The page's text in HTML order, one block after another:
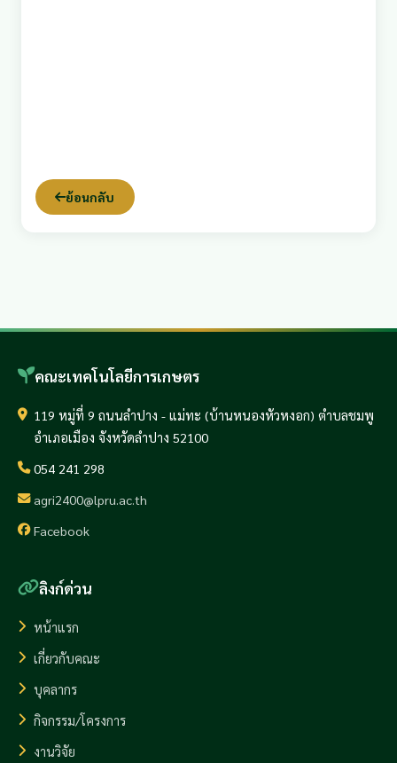
ย้อนกลับ
คณะเทคโนโลยีการเกษตร
119 หมู่ที่ 9 ถนนลำปาง - แม่ทะ (บ้านหนองหัวหงอก) ตำบลชมพู
อำเภอเมือง จังหวัดลำปาง 52100
054 241 298
agri2400@lpru.ac.th
Facebook
ลิงก์ด่วน
หน้าแรก
เกี่ยวกับคณะ
บุคลากร
กิจกรรม/โครงการ
งานวิจัย